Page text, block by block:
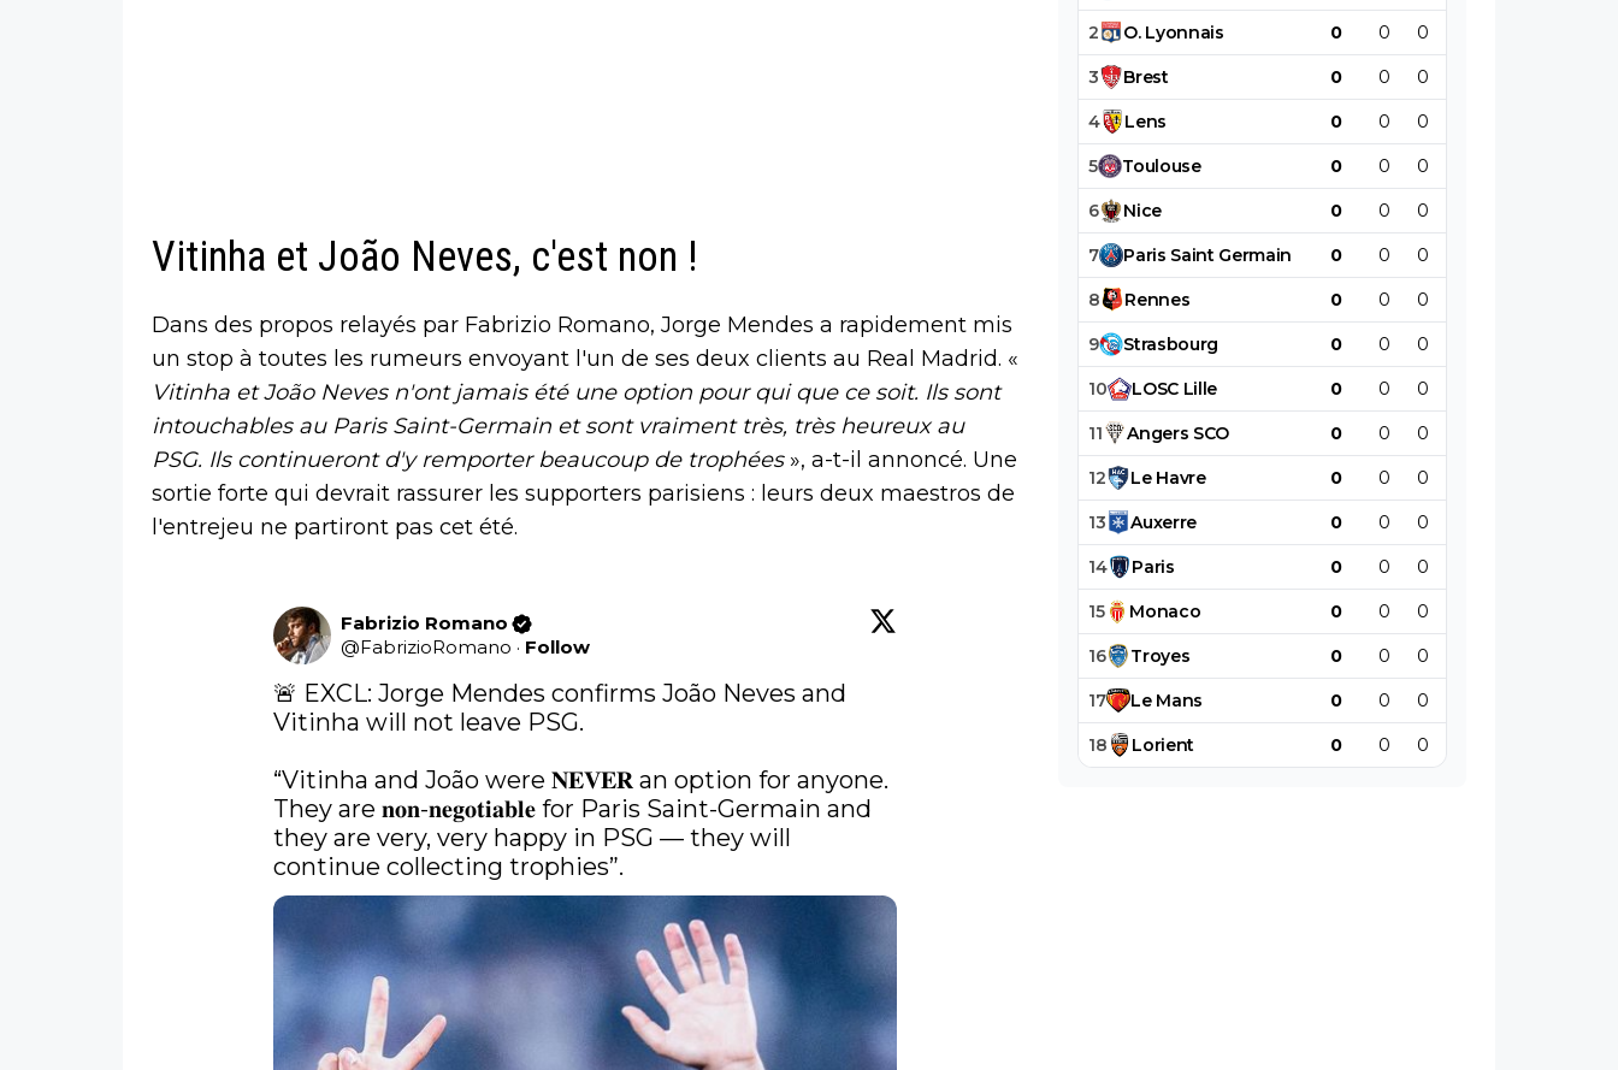
Vitinha et João Neves, c'est non !
Dans des propos relayés par Fabrizio Romano, Jorge Mendes a rapidement mis
un stop à toutes les rumeurs envoyant l'un de ses deux clients au Real Madrid. «
Vitinha et João Neves n'ont jamais été une option pour qui que ce soit. Ils sont
intouchables au Paris Saint-Germain et sont vraiment très, très heureux au
PSG. Ils continueront d'y remporter beaucoup de trophées», a-t-il annoncé. Une
sortie forte qui devrait rassurer les supporters parisiens : leurs deux maestros de
l'entrejeu ne partiront pas cet été.
Fabrizio Romano
@FabrizioRomano · Follow
🚨 EXCL: Jorge Mendes confirms João Neves and
Vitinha will not leave PSG.
“Vitinha and João were 𝐍𝐄𝐕𝐄𝐑 an option for anyone.
They are 𝐧𝐨𝐧-𝐧𝐞𝐠𝐨𝐭𝐢𝐚𝐛𝐥𝐞 for Paris Saint-Germain and
they are very, very happy in PSG — they will
continue collecting trophies”.
2 O. Lyonnais 0 0 0
3 Brest 0 0 0
4 Lens 0 0 0
5 Toulouse 0 0 0
6 Nice 0 0 0
7 Paris Saint Germain 0 0 0
8 Rennes 0 0 0
9 Strasbourg 0 0 0
10 LOSC Lille 0 0 0
11 Angers SCO 0 0 0
12 Le Havre 0 0 0
13 Auxerre 0 0 0
14 Paris 0 0 0
15 Monaco 0 0 0
16 Troyes 0 0 0
17 Le Mans 0 0 0
18 Lorient 0 0 0